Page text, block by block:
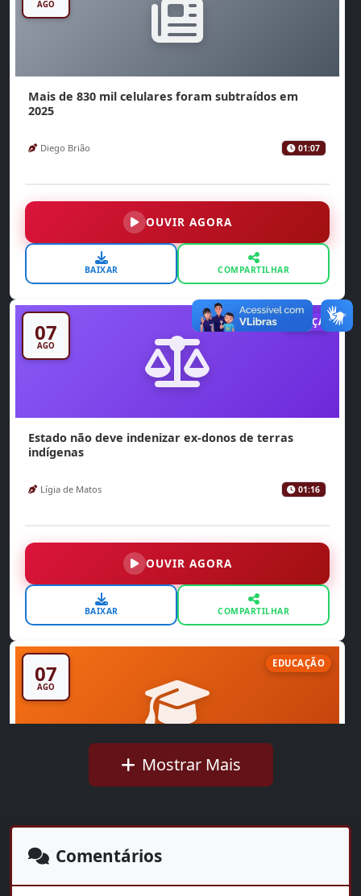
AGO
Mais de 830 mil celulares foram subtraídos em
2025
Diego Brião 01:07
OUVIR AGORA
BAIXAR COMPARTILHAR
07
AGO
JUSTIÇA
Estado não deve indenizar ex-donos de terras
indígenas
Lígia de Matos 01:16
OUVIR AGORA
BAIXAR COMPARTILHAR
07
AGO
EDUCAÇÃO
Ideb mostra avanço da educação básica no país
Walkíria Rius 01:35
Mostrar Mais
Comentários